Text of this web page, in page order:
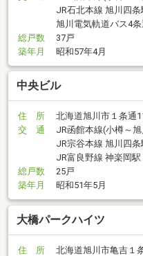
JR石北本線 旭川四条
旭川電気軌道バス4
総戸数
37戸
築年月
昭和57年4月
中央ビル
住 所
北海道旭川市１条通
交 通
JR函館本線(小樽～
JR宗谷本線 旭川四条
JR富良野線 神楽岡駅
総戸数
25戸
築年月
昭和51年5月
大橋パークハイツ
住 所
北海道旭川市亀吉１